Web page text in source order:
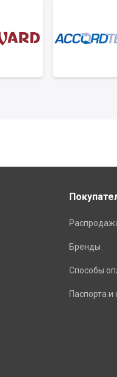
Бренды
Способы
Паспорта и